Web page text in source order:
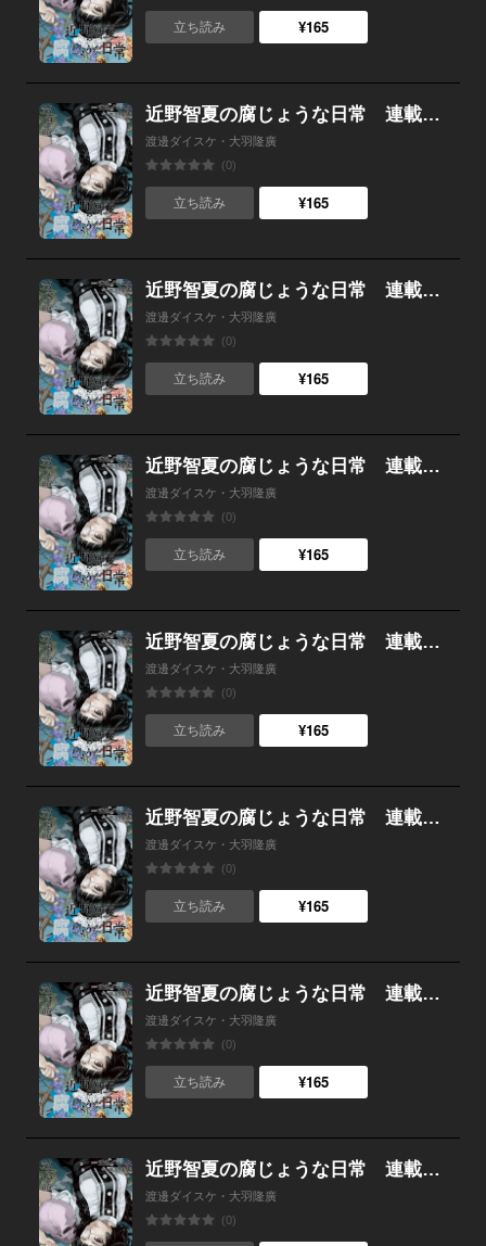
立ち読み ¥165
近野智夏の腐じょうな日常 連載版 第５９話 復讐支援団体「ラム&ハーツ」
渡邊ダイスケ・大羽隆廣
(0)
立ち読み ¥165
近野智夏の腐じょうな日常 連載版 第５８話 違えた道。そして…
渡邊ダイスケ・大羽隆廣
(0)
立ち読み ¥165
近野智夏の腐じょうな日常 連載版 第５７話 依代
渡邊ダイスケ・大羽隆廣
(0)
立ち読み ¥165
近野智夏の腐じょうな日常 連載版 第５６話 奇妙な同居生活
渡邊ダイスケ・大羽隆廣
(0)
立ち読み ¥165
近野智夏の腐じょうな日常 連載版 第５５話 必要とされてこなかった人間
渡邊ダイスケ・大羽隆廣
(0)
立ち読み ¥165
近野智夏の腐じょうな日常 連載版 第５４話 激闘、そして…
渡邊ダイスケ・大羽隆廣
(0)
立ち読み ¥165
近野智夏の腐じょうな日常 連載版 第５３話 ヒヒイロガネ
渡邊ダイスケ・大羽隆廣
(0)